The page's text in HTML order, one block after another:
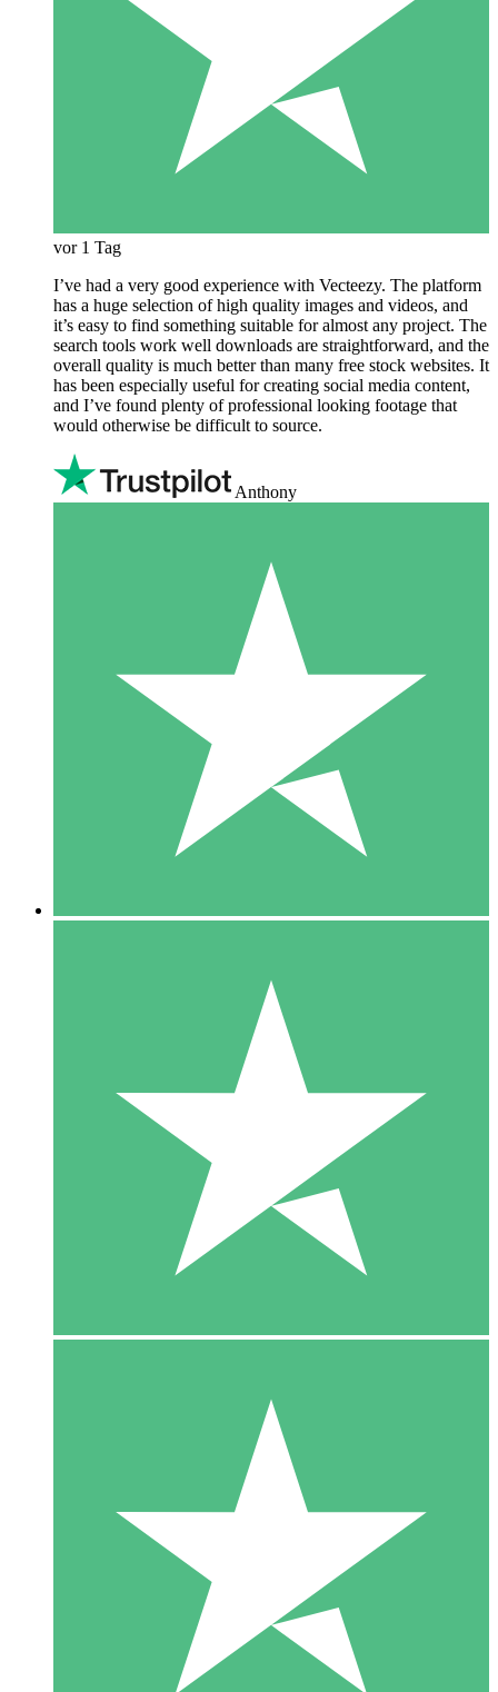
vor 1 Tag
I’ve had a very good experience with Vecteezy. The platform
has a huge selection of high quality images and videos, and
it’s easy to find something suitable for almost any project. The
search tools work well downloads are straightforward, and the
overall quality is much better than many free stock websites. It
has been especially useful for creating social media content,
and I’ve found plenty of professional looking footage that
would otherwise be difficult to source.
Anthony